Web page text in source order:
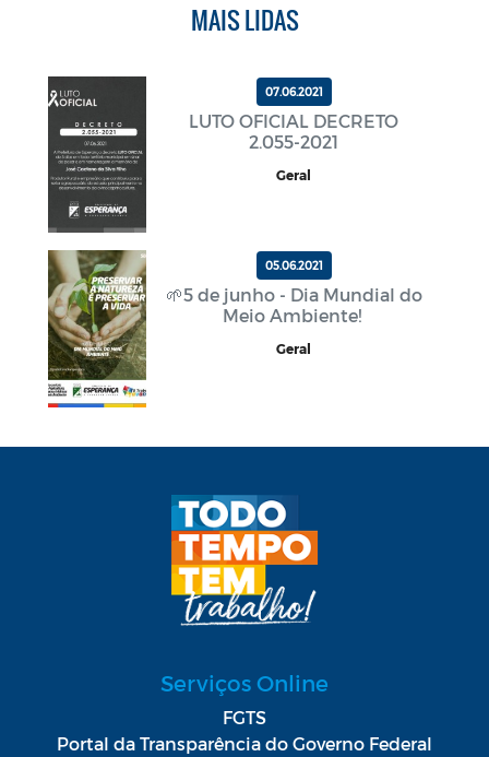
MAIS LIDAS
07.06.2021
LUTO OFICIAL DECRETO
2.055-2021
Geral
05.06.2021
🌱5 de junho - Dia Mundial do
Meio Ambiente!
Geral
Serviços Online
FGTS
Portal da Transparência do Governo Federal